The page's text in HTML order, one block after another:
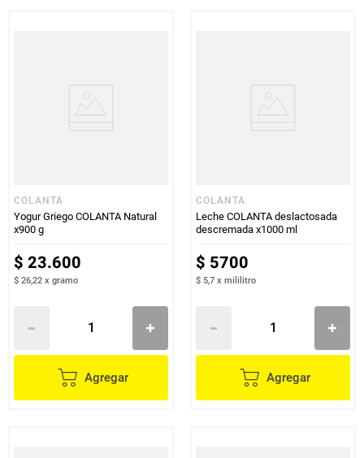
COLANTA
Yogur Griego COLANTA Natural
x900 g
$ 23.600
$ 26,22 x gramo
Agregar
COLANTA
Leche COLANTA deslactosada
descremada x1000 ml
$ 5700
$ 5,7 x mililitro
Agregar